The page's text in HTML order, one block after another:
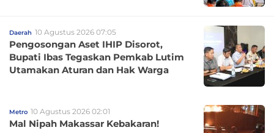
Daerah 10 Agustus 2026 07:05
Pengosongan Aset IHIP Disorot,
Bupati Ibas Tegaskan Pemkab Lutim
Utamakan Aturan dan Hak Warga
Metro 10 Agustus 2026 02:01
Mal Nipah Makassar Kebakaran!